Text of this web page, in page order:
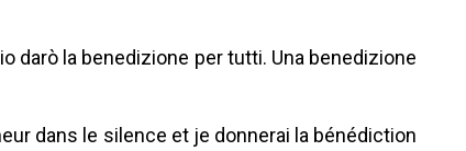
darò la benedizione per tutti. Una benedizione
dans le silence et je donnerai la bénédiction